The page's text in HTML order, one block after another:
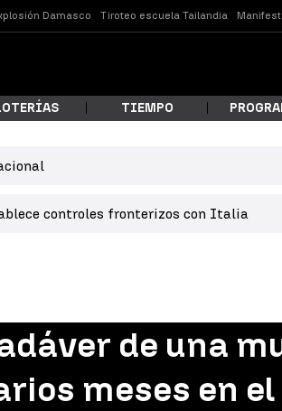
Damasco Tiroteo escuela Tailandia
estás buscando?
TIEMPO
controles fronterizos con Italia
de una
meses en